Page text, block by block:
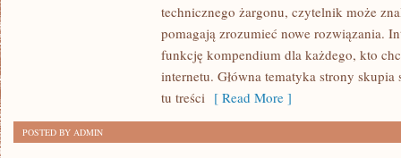
technicznego żargonu, czytelnik może
pomagają zrozumieć nowe rozwiązania.
funkcję kompendium dla każdego, kto
internetu. Główna tematyka strony skupia
tu treści [ Read More ]
POSTED BY ADMIN